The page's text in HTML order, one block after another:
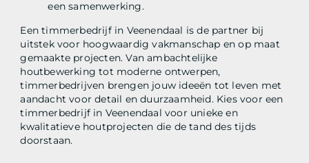
een samenwerking.
Een timmerbedrijf in Veenendaal is de partner bij
uitstek voor hoogwaardig vakmanschap en op maat
gemaakte projecten. Van ambachtelijke
houtbewerking tot moderne ontwerpen,
timmerbedrijven brengen jouw ideeën tot leven met
aandacht voor detail en duurzaamheid. Kies voor een
timmerbedrijf in Veenendaal voor unieke en
kwalitatieve houtprojecten die de tand des tijds
doorstaan.